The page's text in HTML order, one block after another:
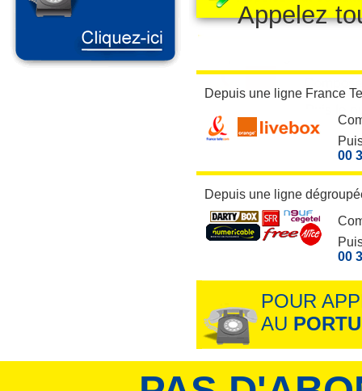
Appelez
Depuis une ligne France
00
Depuis une ligne
00
POUR
AU